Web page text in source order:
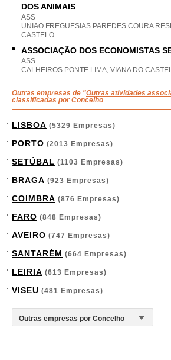
DOS ANIMAIS
ASS
UNIAO FREGUESIAS PAREDES COURA
CASTELO
ASSOCIAÇÃO DOS ECONOMISTAS
ASS
CALHEIROS PONTE LIMA, VIANA DO
Outras empresas de "Outras atividades
classificadas por Concelho
LISBOA (5329 Empresas)
PORTO (2013 Empresas)
SETÚBAL (1103 Empresas)
BRAGA (923 Empresas)
COIMBRA (876 Empresas)
FARO (848 Empresas)
AVEIRO (747 Empresas)
SANTARÉM (664 Empresas)
LEIRIA (613 Empresas)
VISEU (481 Empresas)